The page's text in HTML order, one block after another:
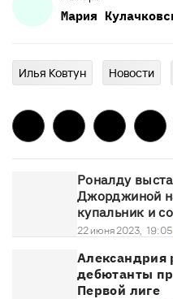
Мария
Илья Ковтун Новости
Роналду
Джорджиной
купальник и
22 июня 2023, 19:05
Александрия
дебютанты
Первой лиге